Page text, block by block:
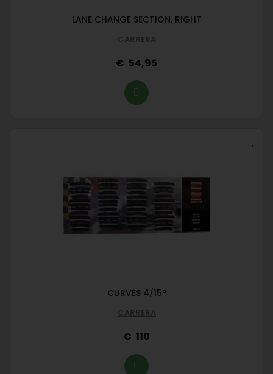
LANE CHANGE SECTION, RIGHT
CARRERA
54,95
CURVES 4/15°
CARRERA
110